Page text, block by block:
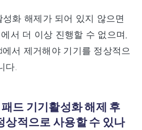
화 해제가 되어 있지 않으면
서 더 이상 진행할 수 없으며,
서 제거해야 기기를 정상적으
다.
드 기기활성화 해제 후
상적으로 사용할 수 있나